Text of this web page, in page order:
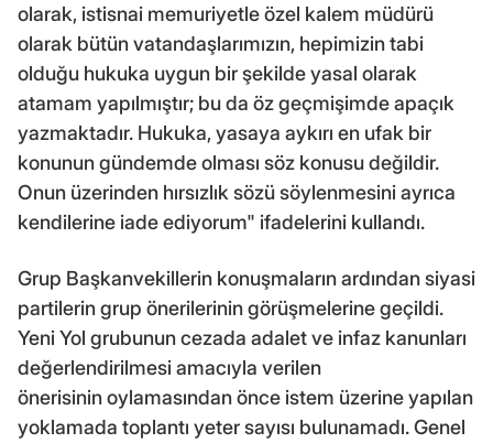
olarak, istisnai memuriyetle özel kalem müdürü
olarak bütün vatandaşlarımızın, hepimizin tabi
olduğu hukuka uygun bir şekilde yasal olarak
atamam yapılmıştır; bu da öz geçmişimde apaçık
yazmaktadır. Hukuka, yasaya aykırı en ufak bir
konunun gündemde olması söz konusu değildir.
Onun üzerinden hırsızlık sözü söylenmesini ayrıca
kendilerine iade ediyorum" ifadelerini kullandı.
Grup Başkanvekillerin konuşmaların ardından siyasi
partilerin grup önerilerinin görüşmelerine geçildi.
Yeni Yol grubunun cezada adalet ve infaz kanunları
değerlendirilmesi amacıyla verilen
önerisinin oylamasından önce istem üzerine yapılan
yoklamada toplantı yeter sayısı bulunamadı. Genel